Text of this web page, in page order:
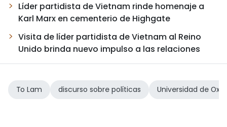
Líder partidista de Vietnam rinde homenaje a
Karl Marx en cementerio de Highgate
Visita de líder partidista de Vietnam al Reino
Unido brinda nuevo impulso a las relaciones
To Lam discurso sobre políticas Universidad de